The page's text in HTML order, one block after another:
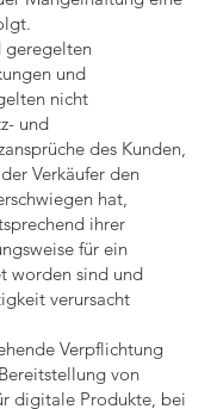
geregelten
und
nicht
und
des Kunden,
Verkäufer den
hat,
ihrer
für ein
worden sind und
verursacht
Verpflichtung
von
digitale Produkte, bei